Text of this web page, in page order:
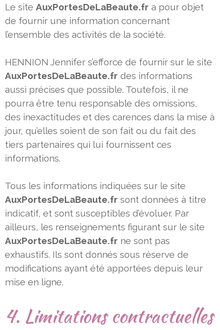
Le site AuxPortesDeLaBeaute.fr a pour objet
de fournir une information concernant
l’ensemble des activités de la société.
HENNION Jennifer s’efforce de fournir sur le site
AuxPortesDeLaBeaute.fr des informations
aussi précises que possible. Toutefois, il ne
pourra être tenu responsable des omissions,
des inexactitudes et des carences dans la mise à
jour, qu’elles soient de son fait ou du fait des
tiers partenaires qui lui fournissent ces
informations.
Tous les informations indiquées sur le site
AuxPortesDeLaBeaute.fr sont données à titre
indicatif, et sont susceptibles d’évoluer. Par
ailleurs, les renseignements figurant sur le site
AuxPortesDeLaBeaute.fr ne sont pas
exhaustifs. Ils sont donnés sous réserve de
modifications ayant été apportées depuis leur
mise en ligne.
4. Limitations contractuelles